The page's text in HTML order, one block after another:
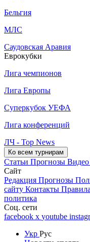
Бельгия
МЛС
Саудовская Аравия
Еврокубки
Лига чемпионов
Лига Европы
Суперкубок УЕФА
Лига конференций
ЛЧ - Top News
Ко всем турнирам
Статьи Прогнозы Видео
Сайт
Редакция Прогнозы
сайту Контакты
политика
Соц. сети
facebook x youtube
Укр Рус